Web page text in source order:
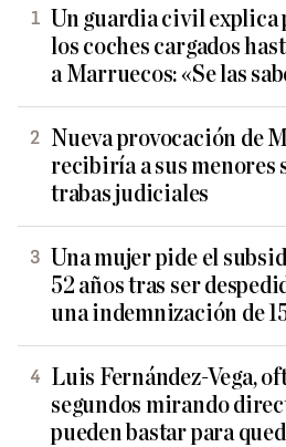
Un guardia civil explica
los coches cargados
a Marruecos: «Se las
Nueva provocación de
recibiría a sus menores
trabas judiciales
Una mujer pide el
52 años tras ser
una indemnización de
Luis Fernández-Vega,
segundos mirando
pueden bastar para